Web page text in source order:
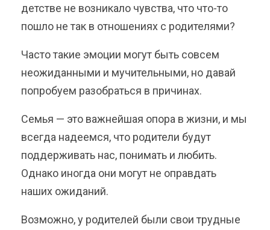
детстве не возникало чувства, что что-то
пошло не так в отношениях с родителями?
Часто такие эмоции могут быть совсем
неожиданными и мучительными, но давай
попробуем разобраться в причинах.
Семья — это важнейшая опора в жизни, и мы
всегда надеемся, что родители будут
поддерживать нас, понимать и любить.
Однако иногда они могут не оправдать
наших ожиданий.
Возможно, у родителей были свои трудные